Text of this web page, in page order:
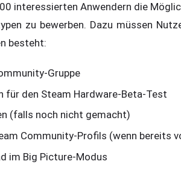
interessierten Anwendern die
zu bewerben. Dazu müssen
besteht:
Gruppe
für den Steam Hardware-Beta-Test
(falls noch nicht gemacht)
Community-Profils (wenn bereits
im Big Picture-Modus